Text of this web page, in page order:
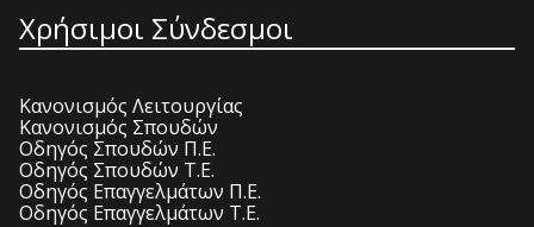
Χρήσιμοι Σύνδεσμοι
Κανονισμός Λειτουργίας
Κανονισμός Σπουδών
Οδηγός Σπουδών Π.Ε.
Οδηγός Σπουδών Τ.Ε.
Οδηγός Επαγγελμάτων Π.Ε.
Οδηγός Επαγγελμάτων Τ.Ε.